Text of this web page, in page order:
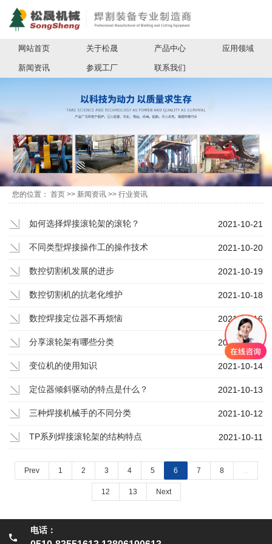
网站首页 关于松晟 产品中心 应用领域
新闻资讯 参观工厂 联系我们
您的位置： 首页 >> 新闻资讯 >> 行业资讯
如何选择焊接滚轮架的滚轮？ 2021-10-21
不同类型焊接操作工的操作技术 2021-10-20
数控切割机发展的进步 2021-10-19
数控切割机的抗老化维护 2021-10-18
数控焊接定位器不再烦恼 2021-10-16
分享滚轮架有哪些分类 2021-10-15
变位机的使用知识 2021-10-14
定位器倾斜驱动的特点是什么？ 2021-10-13
三种焊接机械手的不同分类 2021-10-12
TP系列焊接滚轮架的结构特点 2021-10-11
Prev 1 2 3 4 5 6 7 8 ...
12 13 Next
电话：